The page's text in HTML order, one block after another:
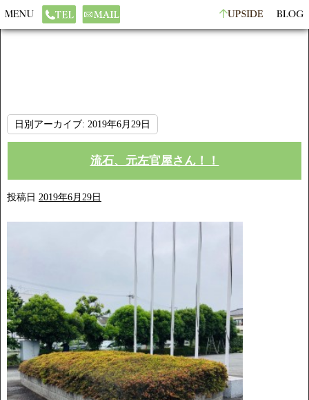
日別アーカイブ: 2019年6月29日
流石、元左官屋さん！！
投稿日 2019年6月29日